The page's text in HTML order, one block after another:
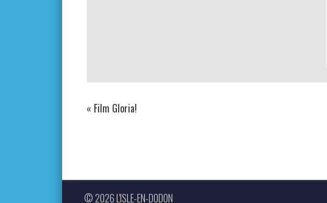
« Film Gloria!
© 2026 L'ISLE-EN-DODON